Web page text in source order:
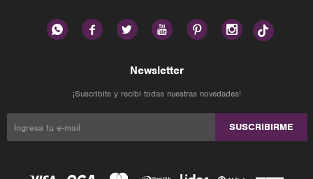
     
Newsletter
¡Suscribite y recibí todas nuestras novedades!
SUSCRIBIRME